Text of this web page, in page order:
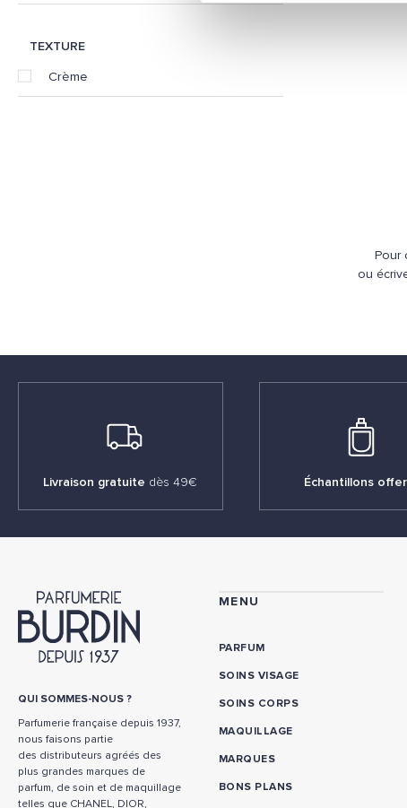
TEXTURE
Crème
Pour
ou
Livraison gratuite dès 49€ Échantillons
QUI SOMMES-NOUS ?
Parfumerie française depuis 1937,
nous faisons partie
des distributeurs agréés des
plus grandes marques de
parfum, de soin et de maquillage
telles que CHANEL, DIOR,
MENU
PARFUM
SOINS VISAGE
SOINS CORPS
MAQUILLAGE
MARQUES
BONS PLANS